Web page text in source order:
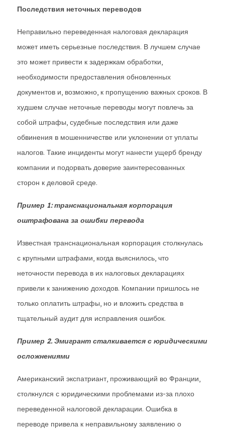
Последствия неточных переводов
Неправильно переведенная налоговая декларация
может иметь серьезные последствия. В лучшем случае
это может привести к задержкам обработки,
необходимости предоставления обновленных
документов и, возможно, к пропущению важных сроков. В
худшем случае неточные переводы могут повлечь за
собой штрафы, судебные последствия или даже
обвинения в мошенничестве или уклонении от уплаты
налогов. Такие инциденты могут нанести ущерб бренду
компании и подорвать доверие заинтересованных
сторон к деловой среде.
Пример 1: транснациональная корпорация
оштрафована за ошибки перевода
Известная транснациональная корпорация столкнулась
с крупными штрафами, когда выяснилось, что
неточности перевода в их налоговых декларациях
привели к занижению доходов. Компании пришлось не
только оплатить штрафы, но и вложить средства в
тщательный аудит для исправления ошибок.
Пример 2. Эмигрант сталкивается с юридическими
осложнениями
Американский экспатриант, проживающий во Франции,
столкнулся с юридическими проблемами из-за плохо
переведенной налоговой декларации. Ошибка в
переводе привела к неправильному заявлению о